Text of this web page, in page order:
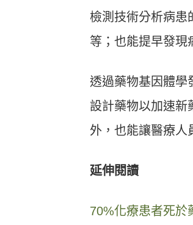
檢測技術分析病患
等；也能提早發現
透過藥物基因體學
設計藥物以加速新
外，也能讓醫療人
延伸閱讀
70%化療患者死於